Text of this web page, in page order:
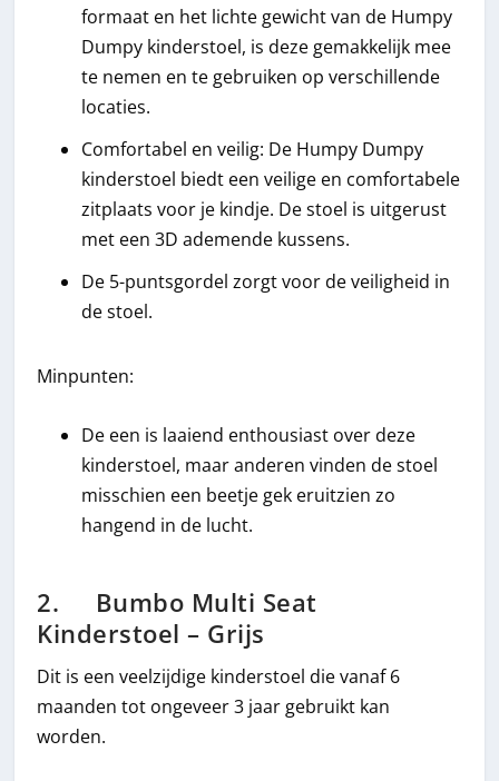
formaat en het lichte gewicht van de Humpy
Dumpy kinderstoel, is deze gemakkelijk mee
te nemen en te gebruiken op verschillende
locaties.
Comfortabel en veilig: De Humpy Dumpy
kinderstoel biedt een veilige en comfortabele
zitplaats voor je kindje. De stoel is uitgerust
met een 3D ademende kussens.
De 5-puntsgordel zorgt voor de veiligheid in
de stoel.
Minpunten:
De een is laaiend enthousiast over deze
kinderstoel, maar anderen vinden de stoel
misschien een beetje gek eruitzien zo
hangend in de lucht.
2. Bumbo Multi Seat
Kinderstoel – Grijs
Dit is een veelzijdige kinderstoel die vanaf 6
maanden tot ongeveer 3 jaar gebruikt kan
worden.